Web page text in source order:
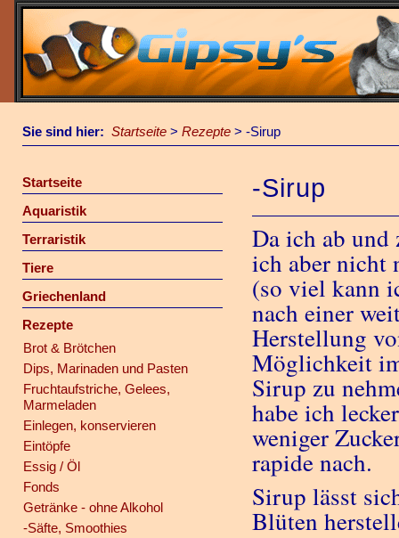
Sie sind hier: Startseite > Rezepte > -Sirup
Startseite
Aquaristik
Terraristik
Tiere
Griechenland
Rezepte
Brot & Brötchen
Dips, Marinaden und Pasten
Fruchtaufstriche, Gelees,
Marmeladen
Einlegen, konservieren
Eintöpfe
Essig / Öl
Fonds
Getränke - ohne Alkohol
-Säfte, Smoothies
-Sirup
Da ich ab und
ich aber nicht
(so viel kann
nach einer
Herstellung
Möglichkeit
Sirup zu
habe ich
weniger
rapide nach.
Sirup lässt
Blüten